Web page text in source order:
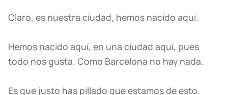
Claro, es nuestra ciudad, hemos nacido aquí.
Hemos nacido aquí, en una ciudad aquí, pues
todo nosgusta. Como Barcelona no hay nada.
Esque justo has pillado queestamosdeesto.